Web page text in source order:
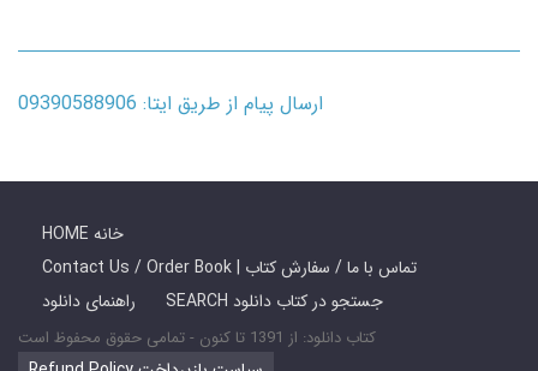
ارسال پیام از طریق ایتا: 09390588906
HOME خانه
Contact Us / Order Book | تماس با ما / سفارش کتاب
راهنمای دانلود
SEARCH جستجو در کتاب دانلود
کتاب دانلود: از 1391 تا کنون - تمامی حقوق محفوظ است